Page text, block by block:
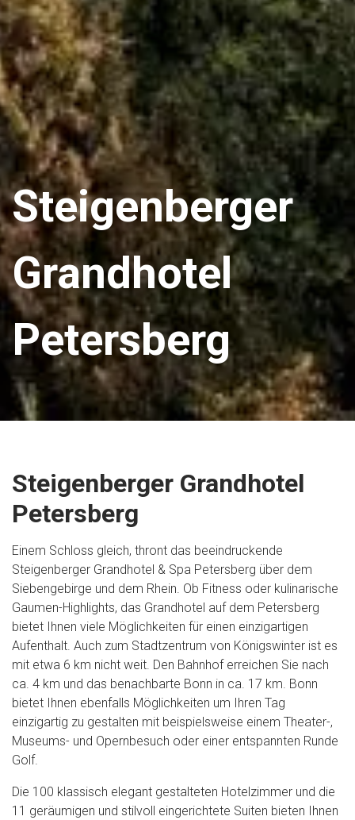
Steigenberger
Grandhotel
Petersberg
Steigenberger Grandhotel
Petersberg
Einem Schloss gleich, thront das beeindruckende
Steigenberger Grandhotel & Spa Petersberg über dem
Siebengebirge und dem Rhein. Ob Fitness oder kulinarische
Gaumen-Highlights, das Grandhotel auf dem Petersberg
bietet Ihnen viele Möglichkeiten für einen einzigartigen
Aufenthalt. Auch zum Stadtzentrum von Königswinter ist es
mit etwa 6 km nicht weit. Den Bahnhof erreichen Sie nach
ca. 4 km und das benachbarte Bonn in ca. 17 km. Bonn
bietet Ihnen ebenfalls Möglichkeiten um Ihren Tag
einzigartig zu gestalten mit beispielsweise einem Theater-,
Museums- und Opernbesuch oder einer entspannten Runde
Golf.
Die 100 klassisch elegant gestalteten Hotelzimmer und die
11 geräumigen und stilvoll eingerichtete Suiten bieten Ihnen